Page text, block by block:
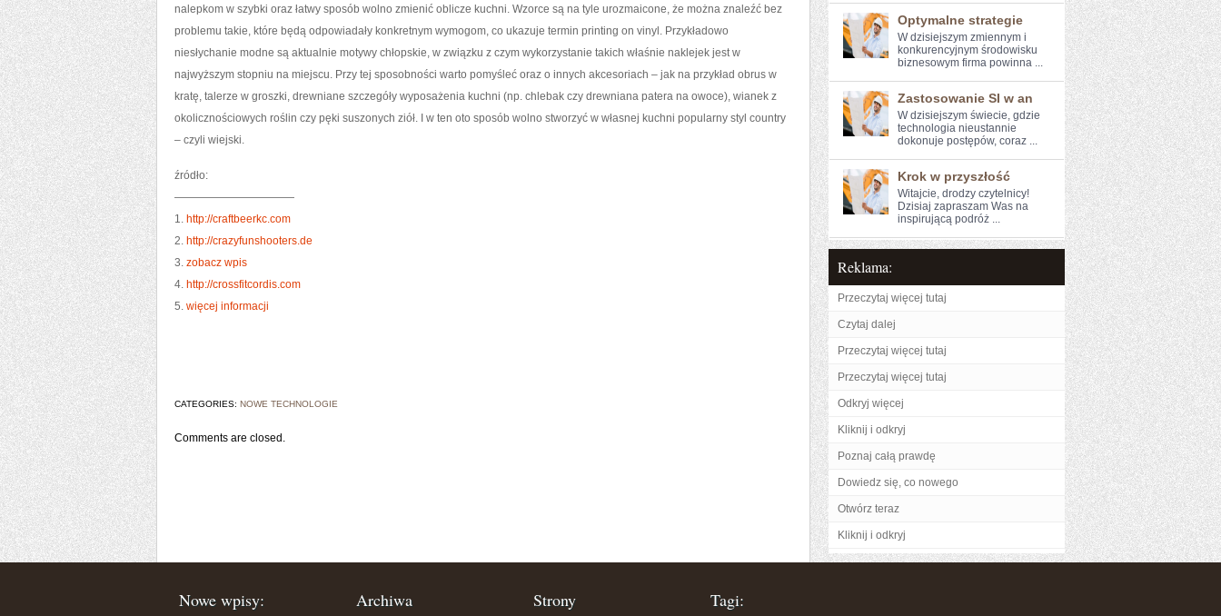
nalepkom w szybki oraz łatwy sposób wolno zmienić oblicze kuchni. Wzorce są na tyle urozmaicone, że można znaleźć bez
problemu takie, które będą odpowiadały konkretnym wymogom, co ukazuje termin printing on vinyl. Przykładowo
niesłychanie modne są aktualnie motywy chłopskie, w związku z czym wykorzystanie takich właśnie naklejek jest w
najwyższym stopniu na miejscu. Przy tej sposobności warto pomyśleć oraz o innych akcesoriach – jak na przykład obrus w
kratę, talerze w groszki, drewniane szczegóły wyposażenia kuchni (np. chlebak czy drewniana patera na owoce), wianek z
okolicznościowych roślin czy pęki suszonych ziół. I w ten oto sposób wolno stworzyć w własnej kuchni popularny styl country
– czyli wiejski.
źródło:
———————————
1. http://craftbeerkc.com
2. http://crazyfunshooters.de
3. zobacz wpis
4. http://crossfitcordis.com
5. więcej informacji
CATEGORIES: NOWE TECHNOLOGIE
Comments are closed.
Optymalne strategie
W dzisiejszym zmiennym i
konkurencyjnym środowisku
biznesowym firma ‌powinna ...
Zastosowanie SI w an
W dzisiejszym świecie, ​gdzie
technologia nieustannie
dokonuje ⁤postępów, coraz ...
Krok w przyszłość
Witajcie, drodzy czytelnicy!
Dzisiaj zapraszam‌ Was na
inspirującą ⁢podróż ...
Reklama:
Przeczytaj więcej tutaj
Czytaj dalej
Przeczytaj więcej tutaj
Przeczytaj więcej tutaj
Odkryj więcej
Kliknij i odkryj
Poznaj całą prawdę
Dowiedz się, co nowego
Otwórz teraz
Kliknij i odkryj
Nowe wpisy: Archiwa Strony Tagi: